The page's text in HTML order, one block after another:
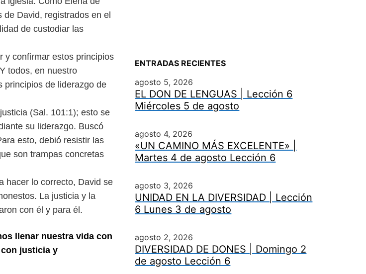
David, registrados en el
de custodiar las
y confirmar estos principios
todos, en nuestro
principios de liderazgo de
(Sal. 101:1); esto se
su liderazgo. Buscó
esto, debió resistir las
son trampas concretas
hacer lo correcto, David se
La justicia y la
con él y para él.
llenar nuestra vida con
justicia y
ENTRADAS RECIENTES
agosto 5, 2026
EL DON DE LENGUAS | Lección 6
Miércoles 5 de agosto
agosto 4, 2026
«UN CAMINO MÁS EXCELENTE» |
Martes 4 de agosto Lección 6
agosto 3, 2026
UNIDAD EN LA DIVERSIDAD | Lección
6 Lunes 3 de agosto
agosto 2, 2026
DIVERSIDAD DE DONES | Domingo 2
de agosto Lección 6